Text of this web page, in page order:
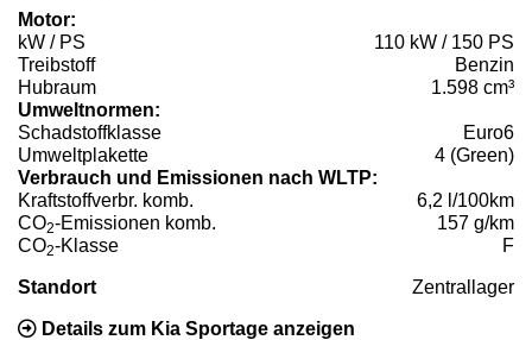
Motor:
kW / PS
110 kW / 150 PS
Treibstoff
Benzin
Hubraum
1.598 cm³
Umweltnormen:
Schadstoffklasse
Euro6
Umweltplakette
4 (Green)
Verbrauch und Emissionen nach WLTP:
Kraftstoffverbr. komb.
6,2 l/100km
CO2-Emissionen komb.
157 g/km
CO2-Klasse F
Standort Zentrallager
Details zum Kia Sportage anzeigen